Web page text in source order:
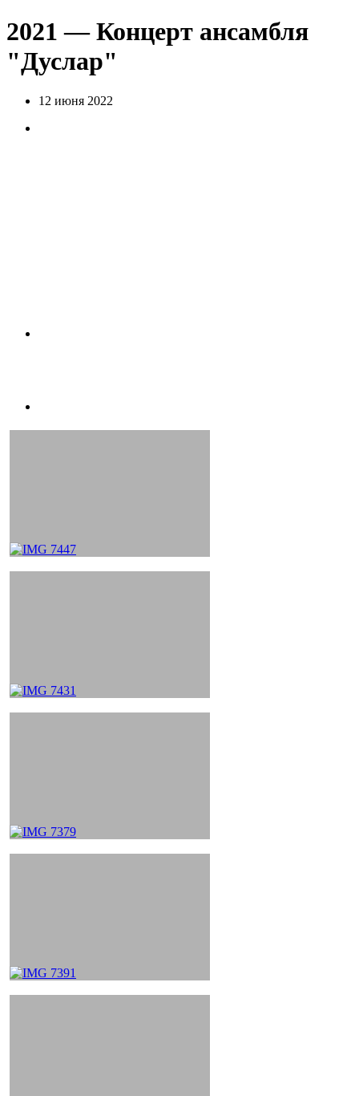
2021 — Концерт ансамбля
"Дуслар"
12 июня 2022